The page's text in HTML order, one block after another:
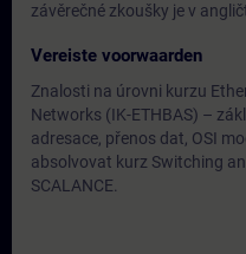
závěrečné zkoušky je v
Vereiste voorwaarden
Znalosti na úrovni kurzu
Networks (IK-ETHBAS) –
adresace, přenos dat, OSI
absolvovat kurz Switching
SCALANCE.